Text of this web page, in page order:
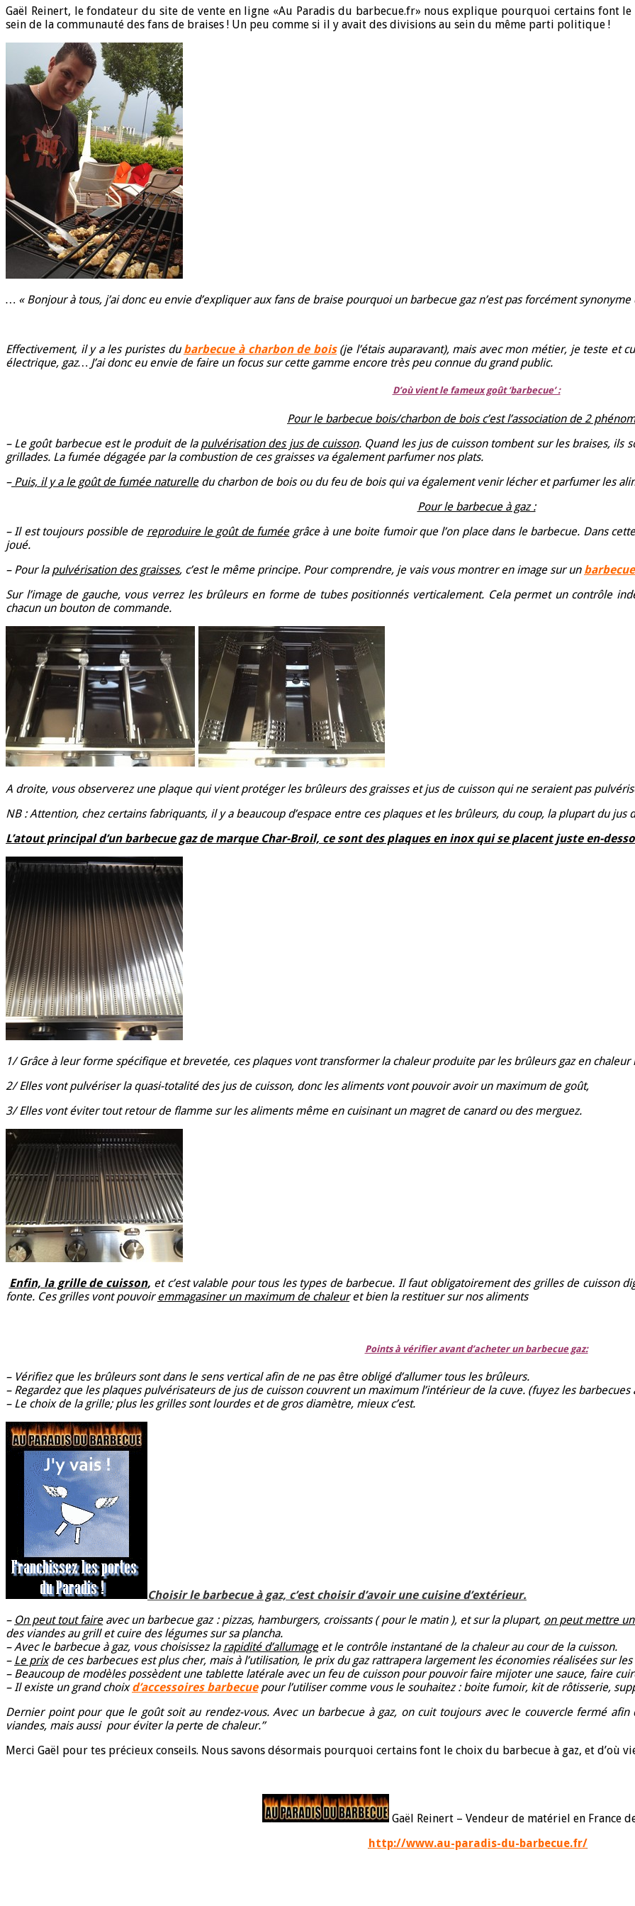
Gaël Reinert, le fondateur du site de vente en ligne «Au Paradis du barbecue.fr» nous explique pourquoi certains font
sein de la communauté des fans de braises ! Un peu comme si il y avait des divisions au sein du même parti politique !
… « Bonjour à tous, j’ai donc eu envie d’expliquer aux fans de braise pourquoi un barbecue gaz n’est pas forcément
Effectivement, il y a les puristes du barbecue à charbon de bois(je l’étais auparavant), mais avec mon métier, je teste et
électrique, gaz… J’ai donc eu envie de faire un focus sur cette gamme encore très peu connue du grand public.
D’où vient le fameux goût ‘barbecue’ :
Pour le barbecue bois/charbon de bois c’est l’association de 2
– Le goût barbecue est le produit de la pulvérisation des jus de cuisson. Quand les jus de cuisson tombent sur les braises,
grillades. La fumée dégagée par la combustion de ces graisses va également parfumer nos plats.
–Puis, il y a le goût de fumée naturelledu charbon de bois ou du feu de bois qui va également venir lécher et parfumer les
Pour le barbecue à gaz :
– Il est toujours possible de reproduire le goût de fuméegrâce à une boite fumoir que l’on place dans le barbecue. Dans
joué.
– Pour la pulvérisation des graisses, c’est le même principe. Pour comprendre, je vais vous montrer en image sur un
Sur l’image de gauche, vous verrez les brûleurs en forme de tubes positionnés verticalement. Cela permet un contrôle
chacun un bouton de commande.
A droite, vous observerez une plaque qui vient protéger les brûleurs des graisses et jus de cuisson qui ne seraient pas
NB : Attention, chez certains fabriquants, il y a beaucoup d’espace entre ces plaques et les brûleurs, du coup, la plupart du jus
L’atout principal d’un barbecue gaz de marque Char-Broil, ce sont des plaques en inox qui se placent juste en-
1/ Grâce à leur forme spécifique et brevetée, ces plaques vont transformer la chaleur produite par les brûleurs gaz en chaleur
2/ Elles vont pulvériser la quasi-totalité des jus de cuisson, donc les aliments vont pouvoir avoir un maximum de goût,
3/ Elles vont éviter tout retour de flamme sur les aliments même en cuisinant un magret de canard ou des merguez.
Enfin, la grille de cuisson, et c’est valable pour tous les types de barbecue. Il faut obligatoirement des grilles de cuisson
fonte. Ces grilles vont pouvoiremmagasiner un maximum de chaleuret bien la restituer sur nos aliments
Points à vérifier avant d’acheter un barbecue gaz:
– Vérifiez que les brûleurs sont dans le sens vertical afin de ne pas être obligé d’allumer tous les brûleurs.
– Regardez que les plaques pulvérisateurs de jus de cuisson couvrent un maximum l’intérieur de la cuve. (fuyez les
– Le choix de la grille; plus les grilles sont lourdes et de gros diamètre, mieux c’est.
Choisir le barbecue à gaz, c’est choisir d’avoir une cuisine d’extérieur.
– On peut tout faireavec un barbecue gaz : pizzas, hamburgers, croissants ( pour le matin ), et sur la plupart, on peut mettre
des viandes au grill et cuire des légumes sur sa plancha.
– Avec le barbecue à gaz, vous choisissez la rapidité d’allumageet le contrôle instantané de la chaleur au cour de la cuisson.
– Le prixde ces barbecues est plus cher, mais à l’utilisation, le prix du gaz rattrapera largement les économies réalisées sur
– Beaucoup de modèles possèdent une tablette latérale avec un feu de cuisson pour pouvoir faire mijoter une sauce, faire
– Il existe un grand choixd’accessoires barbecuepour l’utiliser comme vous le souhaitez : boite fumoir, kit de rôtisserie,
Dernier point pour que le goût soit au rendez-vous. Avec un barbecue à gaz, on cuit toujours avec le couvercle fermé
viandes, mais aussi pour éviter la perte de chaleur.”
Merci Gaël pour tes précieux conseils. Nous savons désormais pourquoi certains font le choix du barbecue à gaz, et d’où
Gaël Reinert – Vendeur de matériel en France
http://www.au-paradis-du-barbecue.fr/